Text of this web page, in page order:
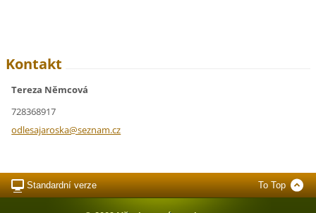
Kontakt
Tereza Němcová
728368917
odlesajaroska@seznam.cz
Standardní verze To Top